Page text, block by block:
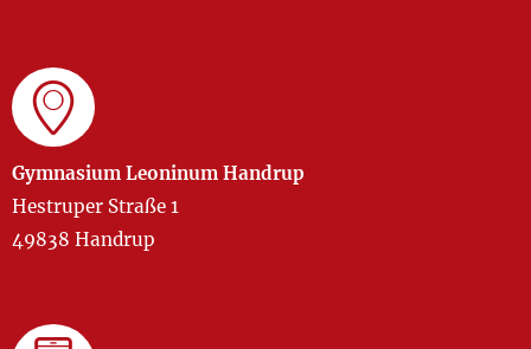
Gymnasium Leoninum Handrup
Hestruper Straße 1
49838 Handrup